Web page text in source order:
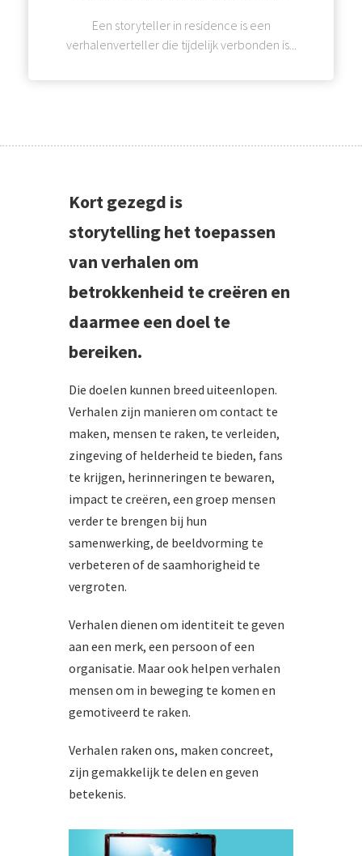
Een storyteller in residence is een
verhalenverteller die tijdelijk verbonden is...
Kort gezegd is
storytellinghet toepassen
van verhalen om
betrokkenheid te creëren en
daarmee een doel te
bereiken.
Die doelen kunnen breed uiteenlopen.
Verhalen zijn manieren om contact te
maken, mensen te raken, te verleiden,
zingeving of helderheid te bieden, fans
te krijgen, herinneringen te bewaren,
impact te creëren, een groep mensen
verder te brengen bij hun
samenwerking, de beeldvorming te
verbeteren of de saamhorigheid te
vergroten.
Verhalen dienen om identiteit te geven
aan een merk, een persoon of een
organisatie. Maar ook helpen verhalen
mensen om in beweging te komen en
gemotiveerd te raken.
Verhalen raken ons, maken concreet,
zijn gemakkelijk te delen en geven
betekenis.